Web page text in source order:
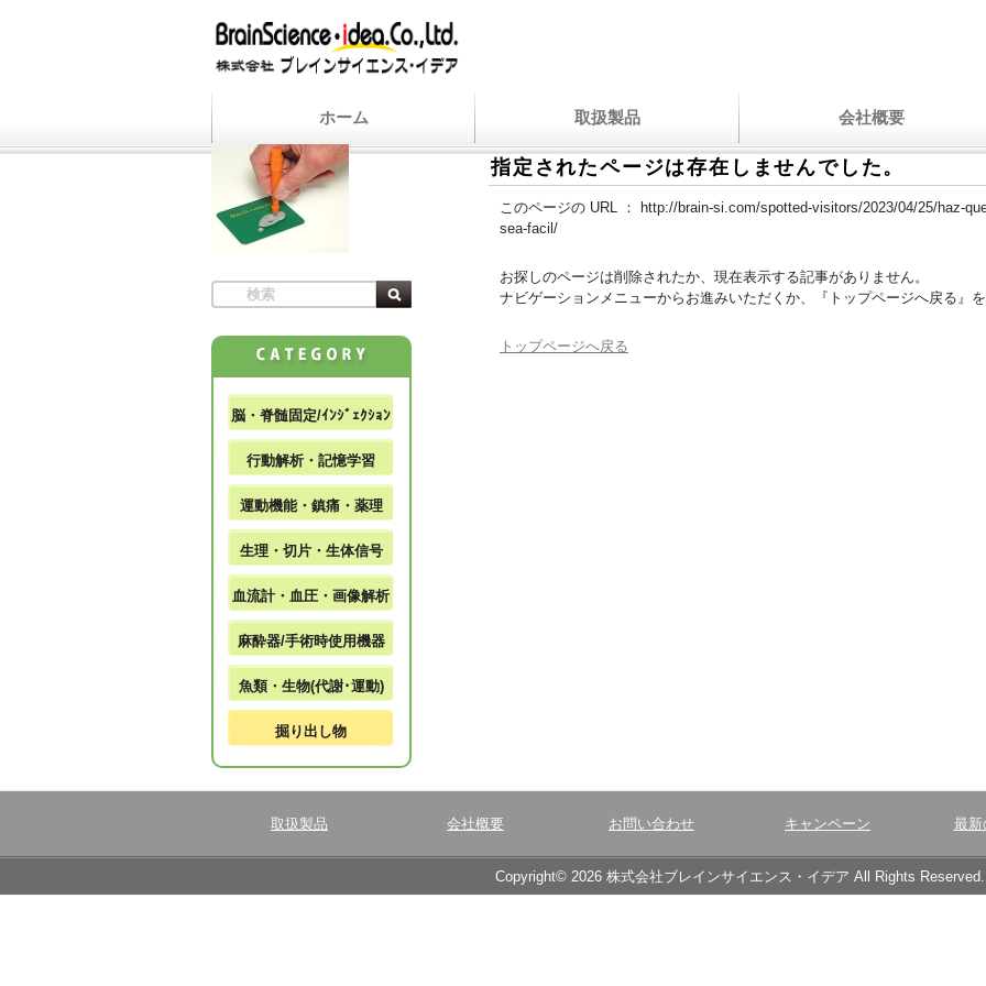
ホーム 取扱製品 会社概要
指定されたページは存在しませんでした。
このページの URL ：
http://brain-si.com/spotted-visitors/2023/04/25/haz-
sea-facil/
お探しのページは削除されたか、現在表示する記事がありません。
ナビゲーションメニューからお進みいただくか、『トップページへ戻る』を
トップページへ戻る
脳・脊髄固定/ｲﾝｼﾞｪｸｼｮﾝ
行動解析・記憶学習
運動機能・鎮痛・薬理
生理・切片・生体信号
血流計・血圧・画像解析
麻酔器/手術時使用機器
魚類・生物(代謝･運動)
掘り出し物
取扱製品 会社概要 お問い合わせ キャンペーン 最新
Copyright© 2026 株式会社ブレインサイエンス・イデア All Rights Reserved.